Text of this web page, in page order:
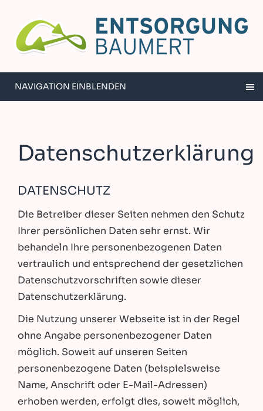
NAVIGATION EINBLENDEN
Datenschutzerklärung
DATENSCHUTZ
Die Betreiber dieser Seiten nehmen den Schutz
Ihrer persönlichen Daten sehr ernst. Wir
behandeln Ihre personenbezogenen Daten
vertraulich und entsprechend der gesetzlichen
Datenschutzvorschriften sowie dieser
Datenschutzerklärung.
Die Nutzung unserer Webseite ist in der Regel
ohne Angabe personenbezogener Daten
möglich. Soweit auf unseren Seiten
personenbezogene Daten (beispielsweise
Name, Anschrift oder E-Mail-Adressen)
erhoben werden, erfolgt dies, soweit möglich,